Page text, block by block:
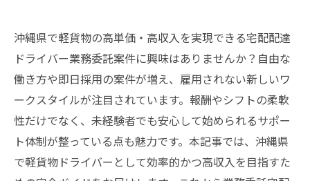
沖縄県で軽貨物の高単価・高収入を実現できる宅配配達
ドライバー業務委託案件に興味はありませんか？自由な
働き方や即日採用の案件が増え、雇用されない新しいワ
ークスタイルが注目されています。報酬やシフトの柔軟
性だけでなく、未経験者でも安心して始められるサポー
ト体制が整っている点も魅力です。本記事では、沖縄県
で軽貨物ドライバーとして効率的かつ高収入を目指すた